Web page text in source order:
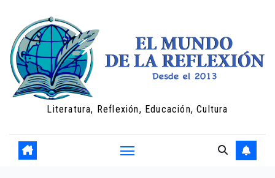
contenido
Literatura, Reflexión, Educación, Cultura